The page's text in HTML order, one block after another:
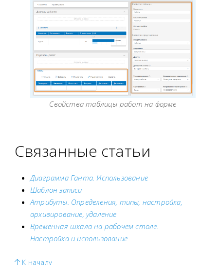
Свойства таблицы работ на форме
Связанные статьи
Диаграмма Ганта. Использование
Шаблон записи
Атрибуты. Определения, типы, настройка,
архивирование, удаление
Временная шкала на рабочем столе.
Настройка и использование
К началу